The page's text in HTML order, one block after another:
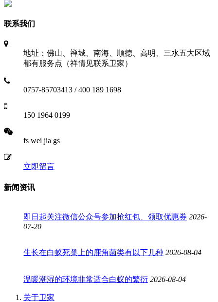
联系我们
地址：佛山、禅城、南海、顺德、高明、三水五大区域
都有服务点（祥情见联系卫家）
0757-85703413 / 400 189 1698
150 1964 0199
fs wei jia gs
立即留言
新闻资讯
即日起关注微信公众号参加抢红包、领取优惠券 2026-
07-20
生长在白蚁死巢上的鹿角菌类有以下几种 2026-08-04
温暖潮湿的环境非常适合白蚁的繁衍 2026-08-04
关于卫家